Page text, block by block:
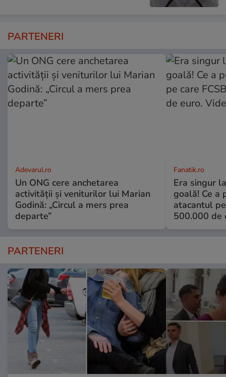
PARTENERI
Adevarul.ro
Un ONG cere anchetarea
activității și veniturilor lui Marian
Godină: „Circul a mers prea
departe”
Fanatik.ro
Era singur
goală! Ce a
atacantul
500.000 de
PARTENERI